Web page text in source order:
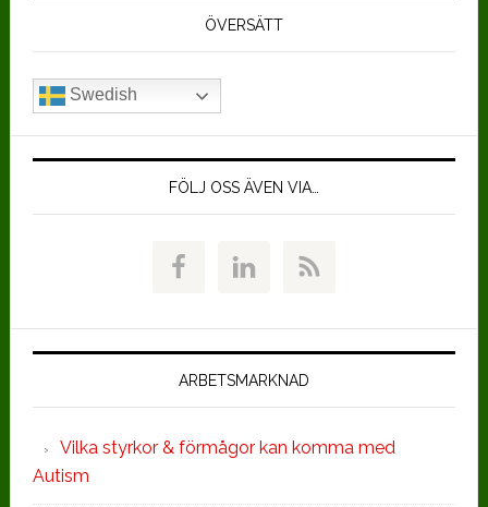
ÖVERSÄTT
Swedish
FÖLJ OSS ÄVEN VIA…
ARBETSMARKNAD
Vilka styrkor & förmågor kan komma med
Autism